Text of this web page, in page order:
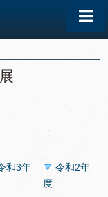
和3年
令和2年
度